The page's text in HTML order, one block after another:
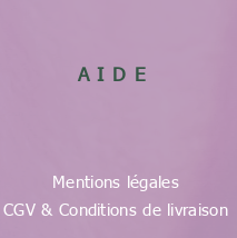
AIDE
Mentions légales
CGV & Conditions de livraison